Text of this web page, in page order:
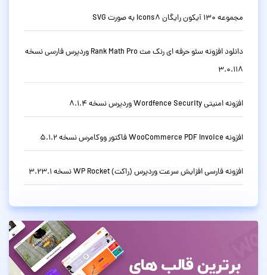
مجموعه 130 آیکون رایگان Icons8 به صورت SVG
دانلود افزونه سئو حرفه ای رنک مث Rank Math Pro وردپرس فارسی نسخه
3.0.118
افزونه امنیتی Wordfence Security وردپرس نسخه 8.1.4
افزونه WooCommerce PDF Invoice فاکتور ووکامرس نسخه 5.1.2
افزونه فارسی افزایش سرعت وردپرس (راکت) WP Rocket نسخه 3.23.1